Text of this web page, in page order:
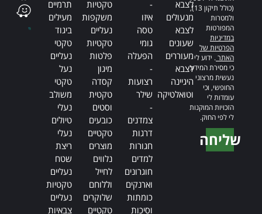
(כולל תיקון 13),
ולמטרות
המפורטות
במדיניות
הפרטיות של
האתר. ידוע לי
כי מסירת המידע
נעשית מרצוני
החופשי, וכי
עומדות לי
הזכויות המוקנות
לי לפי החוק.
שליחה
לצבא
מנעולים
לצבא
שעונים
מעוררים
לצבא
היגיינה
וטואלטיקה
-
איזו
טסה
גומי
הפעלה
-
רצועות
שילר
-
צמדנים
דרגות
חגורות
למדים
חוגרונים
וארנקים
כומתות
וסיכות
טקטיות
משקפות
נעליים
טקטיות
פלטות
מיגון
קסדה
טקטית
וסטים
כובעים
טקטיים
מוצרים
נלווים
לחייל
וללוחם
שלוקרים
טקטיים
תרמיים
מעילים
ביגוד
טקטי
נעליים
נעל
טקטי
משולב
נעלי
טיולים
נעלי
ריצת
שטח
נעליים
טקטיות
נעליים
צבאיות